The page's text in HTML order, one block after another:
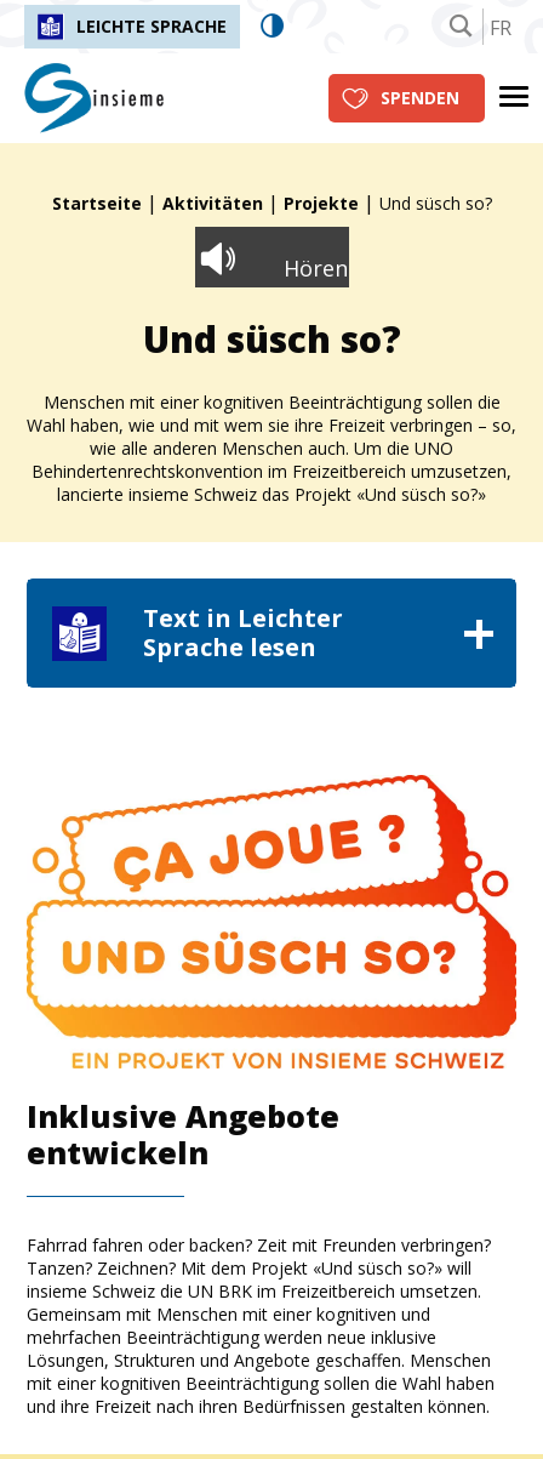
LEICHTE SPRACHE FR
insieme.ch
SPENDEN
Fil d'Ariane :
Startseite | Aktivitäten | Projekte | Und süsch so?
Hören
Und süsch so?
Menschen mit einer kognitiven Beeinträchtigung sollen die
Wahl haben, wie und mit wem sie ihre Freizeit verbringen – so,
wie alle anderen Menschen auch. Um die UNO
Behindertenrechtskonvention im Freizeitbereich umzusetzen,
lancierte insieme Schweiz das Projekt «Und süsch so?»
Text in Leichter
Sprache lesen
Inklusive Angebote
entwickeln
Fahrrad fahren oder backen? Zeit mit Freunden verbringen?
Tanzen? Zeichnen? Mit dem Projekt «Und süsch so?» will
insieme Schweiz die UN BRK im Freizeitbereich umsetzen.
Gemeinsam mit Menschen mit einer kognitiven und
mehrfachen Beeinträchtigungwerden neue inklusive
Lösungen, Strukturen und Angebote geschaffen. Menschen
mit einer kognitiven Beeinträchtigung sollen die Wahl haben
und ihre Freizeit nach ihren Bedürfnissen gestalten können.